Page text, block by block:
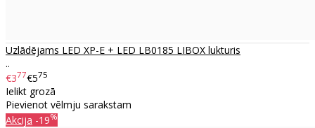
Uzlādējams LED XP-E + LED LB0185 LIBOX lukturis
..
€377€575
Ielikt grozā
Pievienot vēlmju sarakstam
Akcija -19%